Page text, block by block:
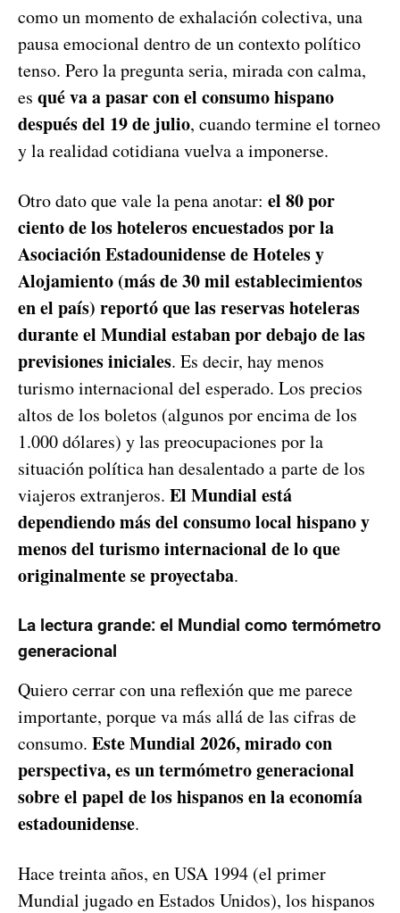
como un momento de exhalación colectiva, una
pausa emocional dentro de un contexto político
tenso. Pero la pregunta seria, mirada con calma,
es qué va a pasar con el consumo hispano
después del 19 de julio, cuando termine el torneo
y la realidad cotidiana vuelva a imponerse.
Otro dato que vale la pena anotar: el 80 por
ciento de los hoteleros encuestados por la
Asociación Estadounidense de Hoteles y
Alojamiento (más de 30 mil establecimientos
en el país) reportó que las reservas hoteleras
durante el Mundial estaban por debajo de las
previsiones iniciales. Es decir, hay menos
turismo internacional del esperado. Los precios
altos de los boletos (algunos por encima de los
1.000 dólares) y las preocupaciones por la
situación política han desalentado a parte de los
viajeros extranjeros. El Mundial está
dependiendo más del consumo local hispano y
menos del turismo internacional de lo que
originalmente se proyectaba.
La lectura grande: el Mundial como termómetro
generacional
Quiero cerrar con una reflexión que me parece
importante, porque va más allá de las cifras de
consumo. Este Mundial 2026, mirado con
perspectiva, es un termómetro generacional
sobre el papel de los hispanos en la economía
estadounidense.
Hace treinta años, en USA 1994 (el primer
Mundial jugado en Estados Unidos), los hispanos